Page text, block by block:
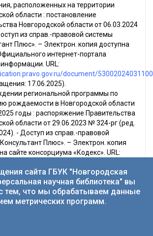
расположенных на территории
области : постановление
Новгородской области от 06.03.2024
из справ.-правовой системы
Плюс». – Электрон. копия доступна
интернет-портала
URL:
document/
17.06.2025).
региональной программы по
рождаемости в Новгородской области
годы : распоряжение Правительства
области от 29.06.2023 № 324-рг (ред.
- Доступ из справ.-правовой
Плюс». – Электрон. копия
сайте консорциума «Кодекс». URL:
19.06.2025).
Статьи
Национальный проект «Семья» на
сайта ГБУК "Новгородская
научная библиотека" вы
тем, что мы обрабатываем данные
метрических программ.